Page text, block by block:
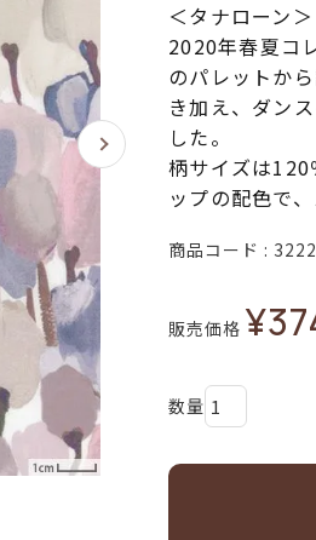
＜タナローン
2020年春夏コ
のパレットか
き加え、ダン
した。
柄サイズは120
ップの配色で
商品コード
販売価格 ¥